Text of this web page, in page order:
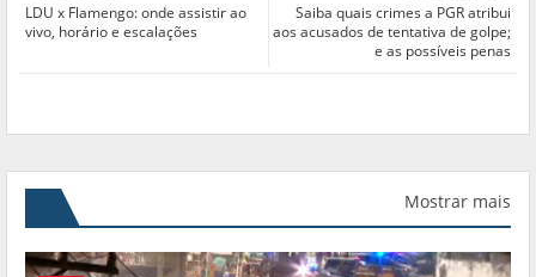
Saiba quais crimes a PGR atribui
aos acusados de tentativa de golpe;
e as possíveis penas
LDU x Flamengo: onde assistir ao
vivo, horário e escalações
Mostrar mais